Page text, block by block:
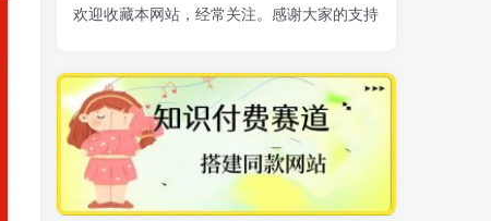
欢迎收藏本网站，经常关注。感谢大家的支持